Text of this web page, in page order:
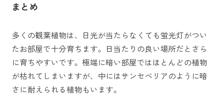
まとめ
多くの観葉植物は、日光が当たらなくても蛍光灯がつい
たお部屋で十分育ちます。日当たりの良い場所だとさら
に育ちやすいです。極端に暗い部屋ではほとんどの植物
が枯れてしまいますが、中にはサンセベリアのように暗
さに耐えられる植物もいます。